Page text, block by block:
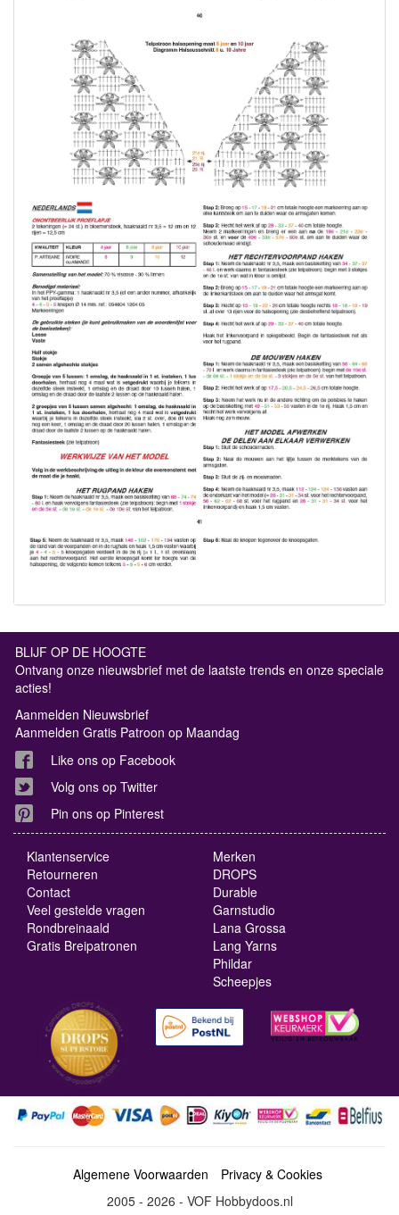
BLIJF OP DE HOOGTE
Ontvang onze nieuwsbrief met de laatste trends en onze speciale
acties!
Aanmelden Nieuwsbrief
Aanmelden Gratis Patroon op Maandag
Like ons op Facebook
Volg ons op Twitter
Pin ons op Pinterest
Klantenservice
Retourneren
Contact
Veel gestelde vragen
Rondbreinaald
Gratis Breipatronen
Merken
DROPS
Durable
Garnstudio
Lana Grossa
Lang Yarns
Phildar
Scheepjes
Algemene Voorwaarden
Privacy & Cookies
2005 - 2026 - VOF Hobbydoos.nl